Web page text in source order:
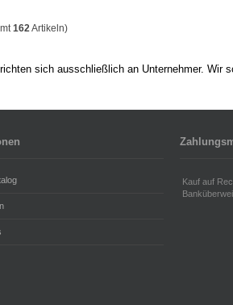
162Artikeln)
sich ausschließlich an Unternehmer. Wir
Kauf auf